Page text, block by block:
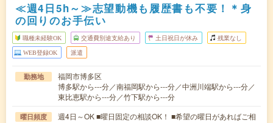
≪週4日5h～≫志望動機も履歴書も不要！＊身
の回りのお手伝い
職種未経験OK 交通費別途支給あり 土日祝日が休み 残業なし
WEB登録OK 派遣
勤務地
福岡市博多区
博多駅から---分／南福岡駅から---分／中洲川端駅から---分／
東比恵駅から---分／竹下駅から---分
曜日頻度
週4日～OK ■曜日固定の相談OK！ ■希望の曜日があればご相